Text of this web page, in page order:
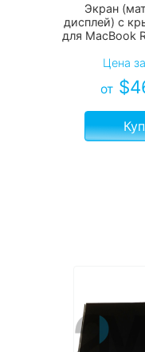
Экран
дисплей) с
для MacBook
Цена
от $